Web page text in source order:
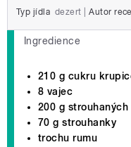
Typ jídla dezert Autor
Ingredience
210 g cukru
8 vajec
200 g
70 g strouhanky
trochu rumu